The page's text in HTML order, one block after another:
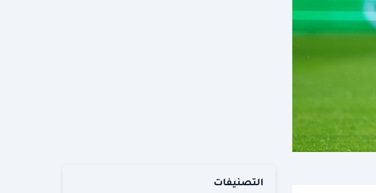
التصنيفات